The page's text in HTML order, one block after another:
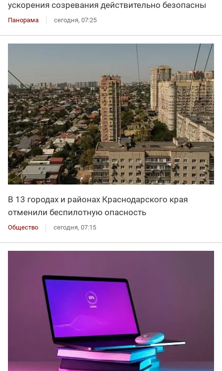
ускорения созревания действительно безопасны
Панорама сегодня, 07:25
В 13 городах и районах Краснодарского края
отменили беспилотную опасность
Общество сегодня, 07:15